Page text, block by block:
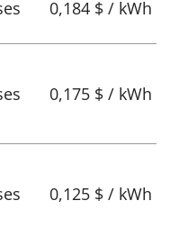
0,184 $ / kWh
0,175 $ / kWh
0,125 $ / kWh